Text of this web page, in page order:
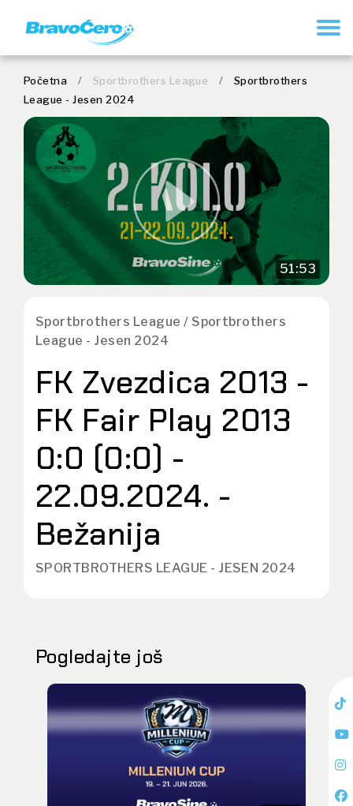
Početna / Sportbrothers League /
Sportbrothers
League - Jesen 2024
51:53
Sportbrothers League / Sportbrothers
League - Jesen 2024
FK Zvezdica 2013 -
FK Fair Play 2013
0:0 (0:0) -
22.09.2024. -
Bežanija
SPORTBROTHERS LEAGUE - JESEN 2024
Pogledajte još